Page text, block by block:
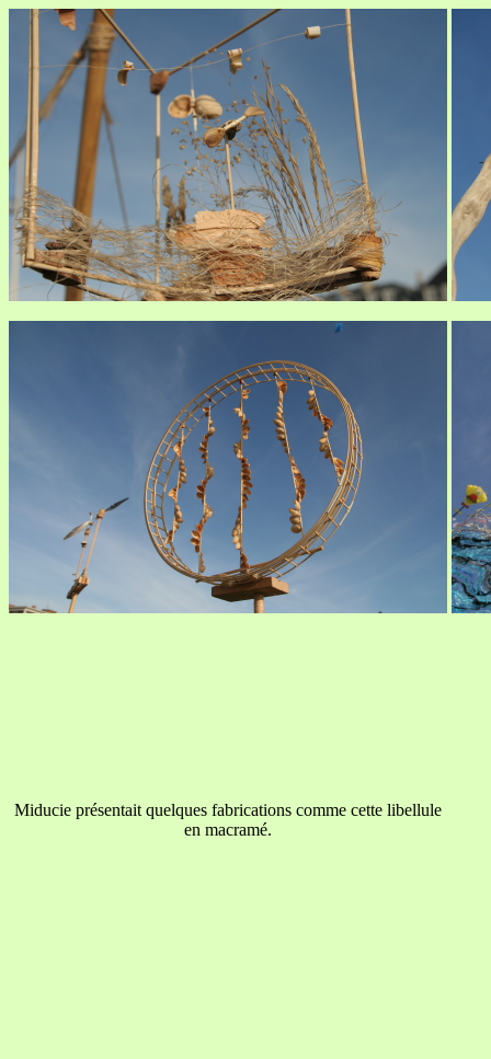
Miducie présentait quelques fabrications comme cette libellule
en macramé.